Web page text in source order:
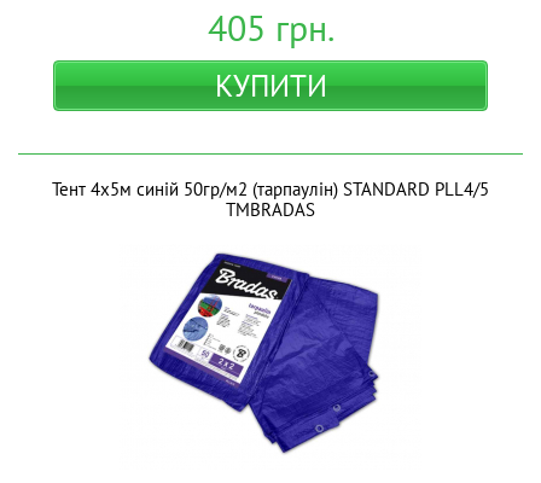
405 грн.
КУПИТИ
Тент 4х5м синій 50гр/м2 (тарпаулін) STANDARD PLL4/5
ТМBRADAS